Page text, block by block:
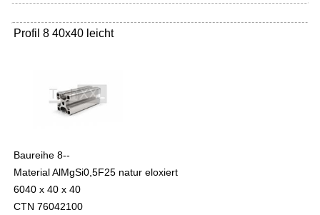
Profil 8 40x40 leicht
Baureihe 8--
Material AlMgSi0,5F25 natur eloxiert
6040 x 40 x 40
CTN 76042100